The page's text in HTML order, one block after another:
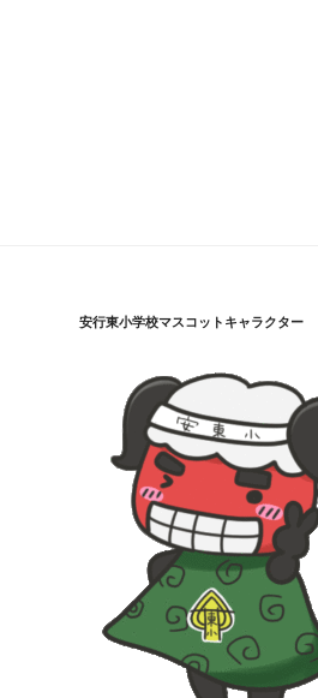
安行東小学校マスコットキャラクター